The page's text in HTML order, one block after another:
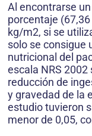
Al encontrarse
porcentaje
kg/m2, si se
solo se consigue
nutricional del
escala NRS
reducción de
y gravedad de la
estudio tuvieron
menor de 0,05,